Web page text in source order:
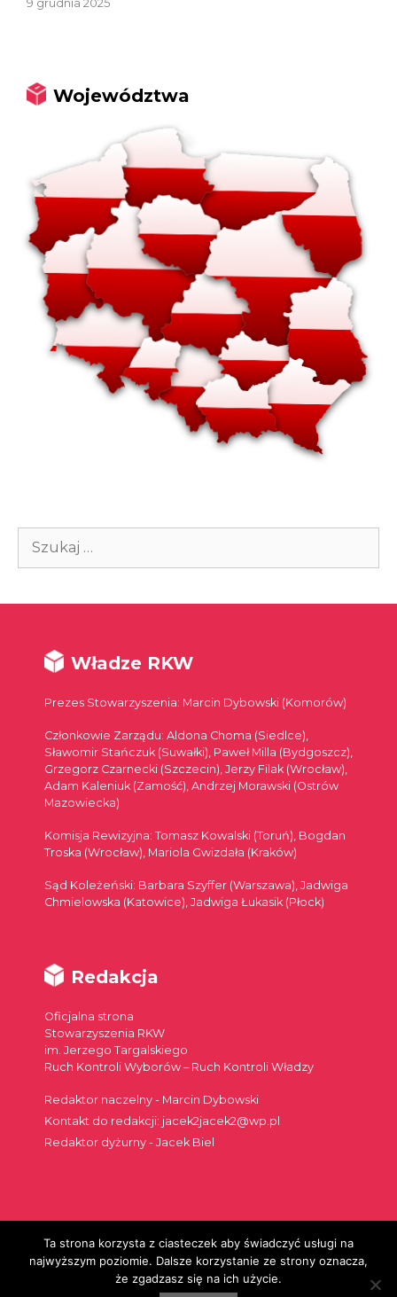
9 grudnia 2025
Województwa
Szukaj:
Władze RKW
Prezes Stowarzyszenia: Marcin Dybowski (Komorów)
Członkowie Zarządu: Aldona Choma (Siedlce),
Sławomir Stańczuk (Suwałki), Paweł Milla (Bydgoszcz),
Grzegorz Czarnecki (Szczecin), Jerzy Filak (Wrocław),
Adam Kaleniuk (Zamość), Andrzej Morawski (Ostrów
Mazowiecka)
Komisja Rewizyjna: Tomasz Kowalski (Toruń), Bogdan
Troska (Wrocław), Mariola Gwizdała (Kraków)
Sąd Koleżeński: Barbara Szyffer (Warszawa), Jadwiga
Chmielowska (Katowice), Jadwiga Łukasik (Płock)
Redakcja
Oficjalna strona
Stowarzyszenia RKW
im. Jerzego Targalskiego
Ruch Kontroli Wyborów – Ruch Kontroli Władzy
Redaktor naczelny - Marcin Dybowski
Kontakt do redakcji: jacek2jacek2@wp.pl
Redaktor dyżurny - Jacek Biel
Szukaj:
Ta strona korzysta z ciasteczek aby świadczyć usługi na
najwyższym poziomie. Dalsze korzystanie ze strony oznacza,
że zgadzasz się na ich użycie.